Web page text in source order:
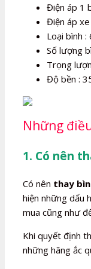
Điện áp 1
Điện áp
Loại bình
Số lượng
Trọng
Độ bền :
Những
1. Có nên
Có nên thay
hiện những dấu
mua cũng như
Khi quyết định
những hãng ắc